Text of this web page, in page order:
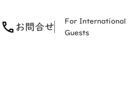
お問合せ
For International
Guests